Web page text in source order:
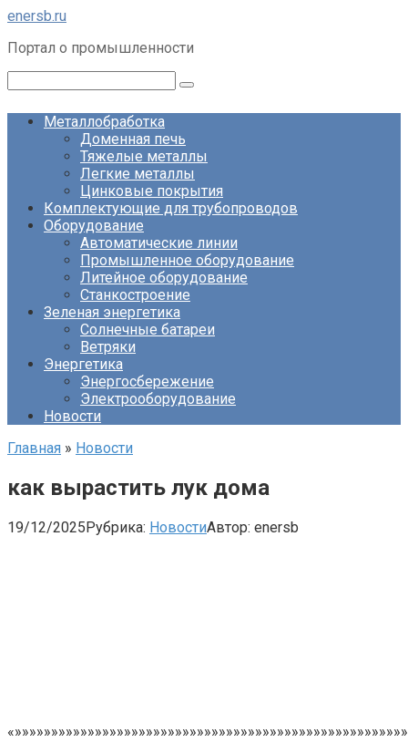
Перейти
контенту
enersb.ru
Портал о промышленности
Металлобработка
Доменная печь
Тяжелые металлы
Легкие металлы
Цинковые покрытия
Комплектующие для трубопроводов
Оборудование
Автоматические линии
Промышленное оборудование
Литейное оборудование
Станкостроение
Зеленая энергетика
Солнечные батареи
Ветряки
Энергетика
Энергосбережение
Электрооборудование
Новости
Главная » Новости
как вырастить лук дома
19/12/2025Рубрика: НовостиАвтор: enersb